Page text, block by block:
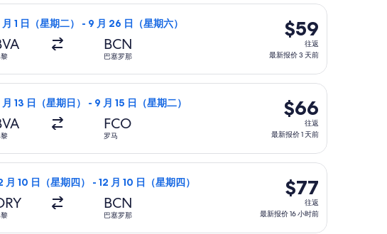
价格为 $49，最新报价 4 天前
月 1 日（星期二） - 9 月 26 日（星期六）
BCN
巴塞罗那
$59
往
返,
新
报
价
3
前
$59
往返
最新报价 3 天前
择瑞安航空航班，9 月 1 日（星期二）从巴黎前往巴塞罗那，9 月 26 日（星
价格为 $61，最新报价 3 小时前
月 13 日（星期日） - 9 月 15 日（星期二）
FCO
罗马
$66
往
返,
新
报
价
1
$66
往返
最新报价 1 天前
择瑞安航空航班，9 月 13 日（星期日）从巴黎前往罗马，9 月 15 日（星期二
，价格为 $71，最新报价 7 小时前
月 10 日（星期四） - 12 月 10 日（星期四）
BCN
巴塞罗那
$77
往
返,
$77
往返
最新报价 16 小时前
择伏林航空航班，12 月 10 日（星期四）从巴黎前往巴塞罗那，12 月 10 日（